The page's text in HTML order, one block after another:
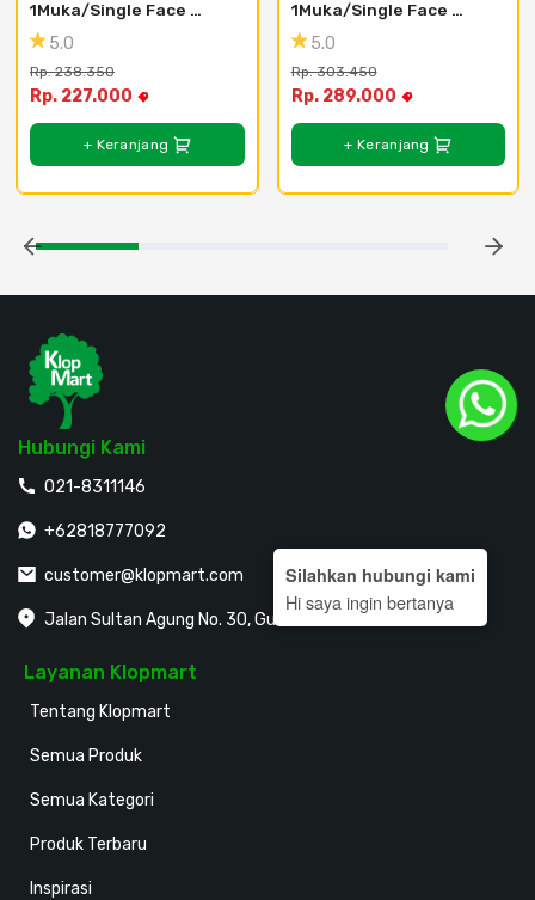
1Muka/Single Face
12mm Ukuran 4x8F
5.0
Rp. 238.350
Rp. 227.000
+ Keranjang
1Muka/Single Face
15mm Ukuran 4x8
5.0
Rp. 303.450
Rp. 289.000
+ Keranjang
Hubungi Kami
021-8311146
+62818777092
customer@klopmart.com
Jalan Sultan Agung No. 30, Guntur, Jakarta Selatan
Layanan Klopmart
Tentang Klopmart
Semua Produk
Semua Kategori
Produk Terbaru
Inspirasi
Silahkan hubungi kami
Hi saya ingin bertanya